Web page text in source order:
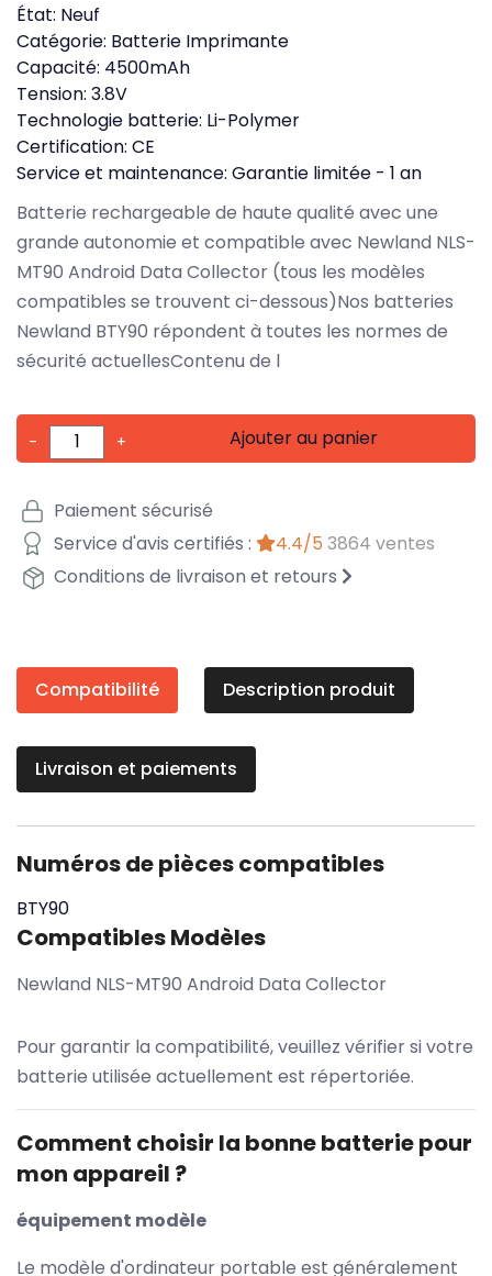
État: Neuf
Catégorie: Batterie Imprimante
Capacité: 4500mAh
Tension: 3.8V
Technologie batterie: Li-Polymer
Certification: CE
Service et maintenance: Garantie limitée - 1 an
Batterie rechargeable de haute qualité avec une
grande autonomie et compatible avec Newland NLS-
MT90 Android Data Collector (tous les modèles
compatibles se trouvent ci-dessous)Nos batteries
Newland BTY90 répondent à toutes les normes de
sécurité actuellesContenu de l
- + Ajouter au panier
Paiement sécurisé
Service d'avis certifiés :
4.4/5 3864 ventes
Conditions de livraison et retours
Compatibilité Description produit
Livraison et paiements
Numéros de pièces compatibles
BTY90
Compatibles Modèles
Newland NLS-MT90 Android Data Collector
Pour garantir la compatibilité, veuillez vérifier si votre
batterie utilisée actuellement est répertoriée.
Comment choisir la bonne batterie pour
mon appareil ?
équipement modèle
Le modèle d'ordinateur portable est généralement